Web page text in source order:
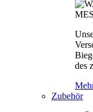
des
Zubehör